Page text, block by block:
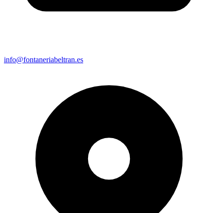
info@fontaneriabeltran.es